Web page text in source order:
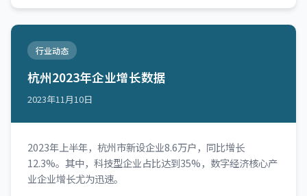
行业动态
杭州2023年企业增长数据
2023年11月10日
2023年上半年，杭州市新设企业8.6万户，同比增长
12.3%。其中，科技型企业占比达到35%，数字经济核心产
业企业增长尤为迅速。